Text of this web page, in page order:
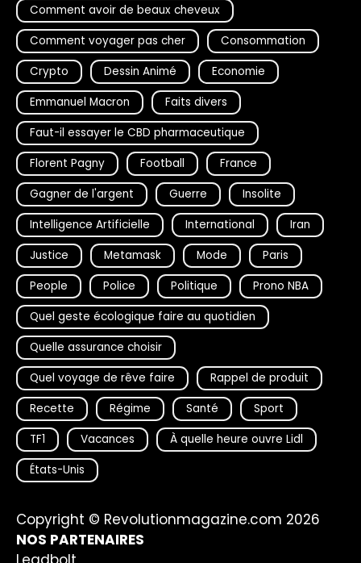
Comment avoir de beaux cheveux
Comment voyager pas cher
Consommation
Crypto
Dessin Animé
Economie
Emmanuel Macron
Faits divers
Faut-il essayer le CBD pharmaceutique
Florent Pagny
Football
France
Gagner de l'argent
Guerre
Insolite
Intelligence Artificielle
International
Iran
Justice
Metamask Mode
Paris
People
Police Politique
Prono NBA
Quel geste écologique faire au quotidien
Quelle assurance choisir
Quel voyage de rêve faire
Rappel de produit
Recette
Régime Santé
Sport
TF1
Vacances
À quelle heure ouvre Lidl
États-Unis
Copyright © Revolutionmagazine.com 2026
NOS PARTENAIRES